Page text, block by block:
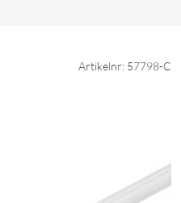
Artikelnr: 57798-C